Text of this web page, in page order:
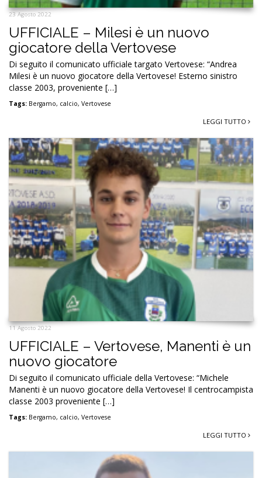
23 Agosto 2022
UFFICIALE – Milesi è un nuovo
giocatore della Vertovese
Di seguito il comunicato ufficiale targato Vertovese: “Andrea
Milesi è un nuovo giocatore della Vertovese! Esterno sinistro
classe 2003, proveniente […]
Tags: Bergamo, calcio, Vertovese
LEGGI TUTTO
11 Agosto 2022
UFFICIALE – Vertovese, Manenti è un
nuovo giocatore
Di seguito il comunicato ufficiale della Vertovese: “Michele
Manenti è un nuovo giocatore della Vertovese! Il centrocampista
classe 2003 proveniente […]
Tags: Bergamo, calcio, Vertovese
LEGGI TUTTO